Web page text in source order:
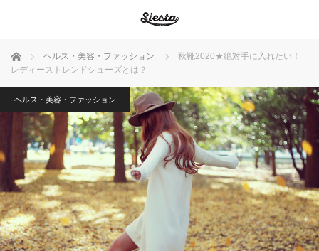
ホーム ヘルス・美容・ファッション
秋靴2020★絶対手に入れたい！
レディーストレンドシューズとは？
ヘルス・美容・ファッション